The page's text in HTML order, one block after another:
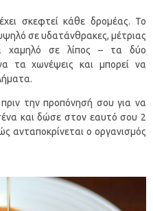
σκεφτεί κάθε δρομέας. Το
σε υδατάνθρακες, μέτριας
χαμηλό σε λίπος – τα δύο
τα χωνέψεις και μπορεί να
την προπόνησή σου για να
και δώσε στον εαυτό σου 2
ανταποκρίνεται ο οργανισμός